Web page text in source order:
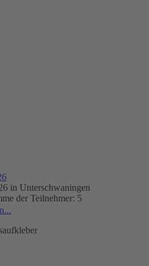
in Unterschwaningen
der Teilnehmer: 5